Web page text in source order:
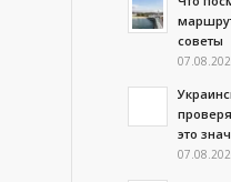
советы
это